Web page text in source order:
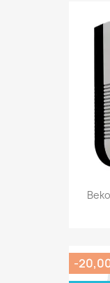
-